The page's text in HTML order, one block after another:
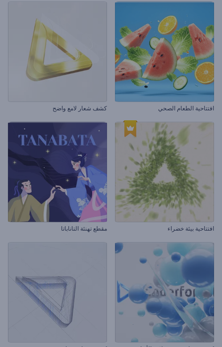
افتتاحية الطعام الصحي كشف شعار لامع واضح
افتتاحية بيئة خضراء مقطع تهنئة التاناباتا